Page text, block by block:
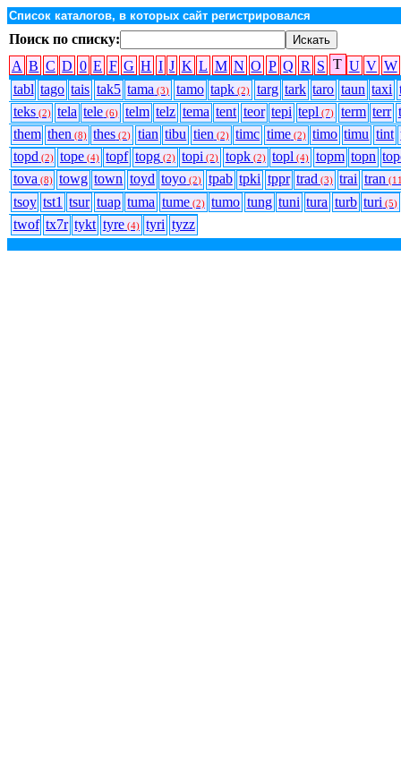
Список каталогов, в которых сайт регистрировался
Поиск по списку:
A B C D 0 E F G H I J K L M N O P Q R S T U V W
tabl tago tais tak5 tama (3) tamo tapk (2) targ tark taro taun taxi
teks(2) tela tele (6) telm telz tema tent teor tepi tepl (7) term terr
them then (8) thes (2) tian tibu tien (2) timc time(2) timo timu tint
topd (2) tope(4) topf topg(2) topi (2) topk(2) topl (4) topm topn
tova (8) towg town toyd toyo (2) tpab tpki tppr trad (3) trai tran
tsoy tst1 tsur tuap tuma tume(2) tumo tung tuni tura turb turi (5)
twof tx7r tykt tyre(4) tyri tyzz